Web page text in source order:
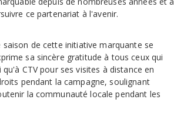
ce partenariat à l'avenir.
de cette initiative marquante se
sa sincère gratitude à tous ceux qui
CTV pour ses visites à distance en
pendant la campagne, soulignant
la communauté locale pendant les